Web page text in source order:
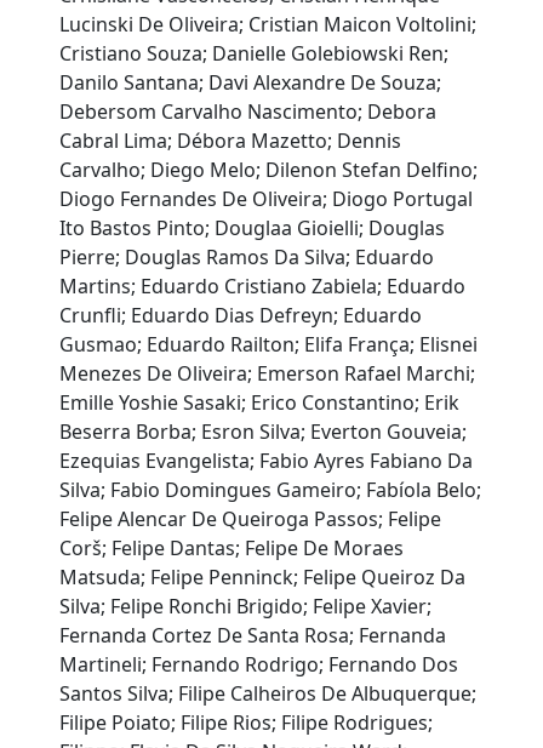
Lucinski De Oliveira; Cristian Maicon Voltolini;
Cristiano Souza; Danielle Golebiowski Ren;
Danilo Santana; Davi Alexandre De Souza;
Debersom Carvalho Nascimento; Debora
Cabral Lima; Débora Mazetto; Dennis
Carvalho; Diego Melo; Dilenon Stefan Delfino;
Diogo Fernandes De Oliveira; Diogo Portugal
Ito Bastos Pinto; Douglaa Gioielli; Douglas
Pierre; Douglas Ramos Da Silva; Eduardo
Martins; Eduardo Cristiano Zabiela; Eduardo
Crunfli; Eduardo Dias Defreyn; Eduardo
Gusmao; Eduardo Railton; Elifa França; Elisnei
Menezes De Oliveira; Emerson Rafael Marchi;
Emille Yoshie Sasaki; Erico Constantino; Erik
Beserra Borba; Esron Silva; Everton Gouveia;
Ezequias Evangelista; Fabio Ayres Fabiano Da
Silva; Fabio Domingues Gameiro; Fabíola Belo;
Felipe Alencar De Queiroga Passos; Felipe
Corš; Felipe Dantas; Felipe De Moraes
Matsuda; Felipe Penninck; Felipe Queiroz Da
Silva; Felipe Ronchi Brigido; Felipe Xavier;
Fernanda Cortez De Santa Rosa; Fernanda
Martineli; Fernando Rodrigo; Fernando Dos
Santos Silva; Filipe Calheiros De Albuquerque;
Filipe Poiato; Filipe Rios; Filipe Rodrigues;